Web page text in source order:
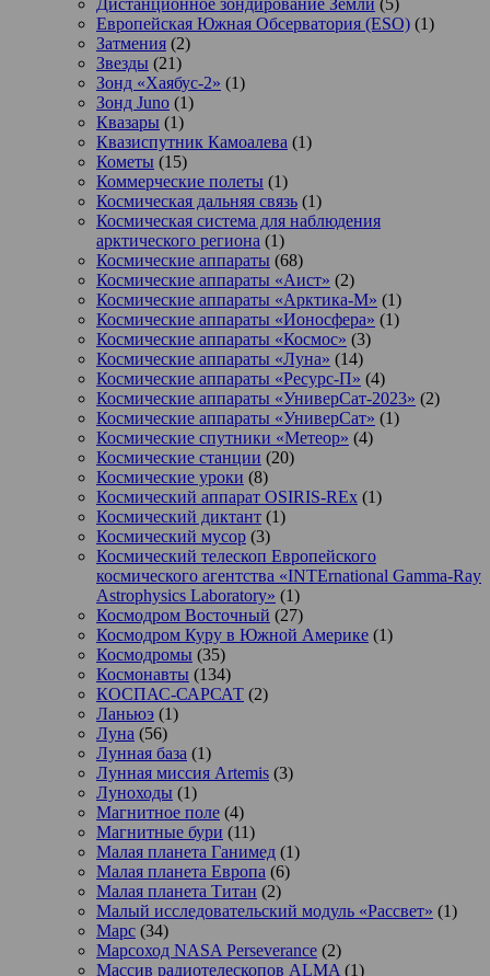
Дистанционное зондирование Земли (5)
Европейская Южная Обсерватория (ESO) (1)
Затмения (2)
Звезды (21)
Зонд «Хаябус-2» (1)
Зонд Juno (1)
Квазары (1)
Квазиспутник Камоалева (1)
Кометы (15)
Коммерческие полеты (1)
Космическая дальняя связь (1)
Космическая система для наблюдения
арктического региона (1)
Космические аппараты (68)
Космические аппараты «Аист» (2)
Космические аппараты «Арктика-М» (1)
Космические аппараты «Ионосфера» (1)
Космические аппараты «Космос» (3)
Космические аппараты «Луна» (14)
Космические аппараты «Ресурс-П» (4)
Космические аппараты «УниверСат-2023» (2)
Космические аппараты «УниверСат» (1)
Космические спутники «Метеор» (4)
Космические станции (20)
Космические уроки (8)
Космический аппарат OSIRIS-REx (1)
Космический диктант (1)
Космический мусор (3)
Космический телескоп Европейского
космического агентства «INTErnational Gamma-Ray
Astrophysics Laboratory» (1)
Космодром Восточный (27)
Космодром Куру в Южной Америке (1)
Космодромы (35)
Космонавты (134)
КОСПАС-САРСАТ (2)
Ланьюэ (1)
Луна (56)
Лунная база (1)
Лунная миссия Artemis (3)
Луноходы (1)
Магнитное поле (4)
Магнитные бури (11)
Малая планета Ганимед (1)
Малая планета Европа (6)
Малая планета Титан (2)
Малый исследовательский модуль «Рассвет» (1)
Марс (34)
Марсоход NASA Perseverance (2)
Массив радиотелескопов ALMA (1)